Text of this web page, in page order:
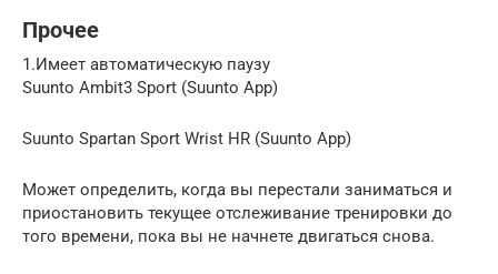
Прочее
1.Имеет автоматическую паузу
Suunto Ambit3 Sport (Suunto App)
Suunto Spartan Sport Wrist HR (Suunto App)
Может определить, когда вы перестали заниматься и
приостановить текущее отслеживание тренировки до
того времени, пока вы не начнете двигаться снова.